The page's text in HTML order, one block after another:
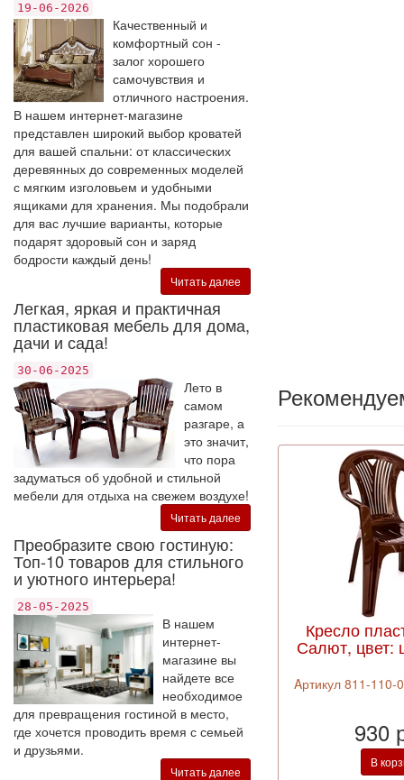
19-06-2026
Качественный и
комфортный сон -
залог хорошего
самочувствия и
отличного настроения.
В нашем интернет-магазине
представлен широкий выбор кроватей
для вашей спальни: от классических
деревянных до современных моделей
с мягким изголовьем и удобными
ящиками для хранения. Мы подобрали
для вас лучшие варианты, которые
подарят здоровый сон и заряд
бодрости каждый день!
Читать далее
Легкая, яркая и практичная
пластиковая мебель для дома,
дачи и сада!
30-06-2025
Лето в
самом
разгаре, а
это значит,
что пора
задуматься об удобной и стильной
мебели для отдыха на свежем воздухе!
Читать далее
Преобразите свою гостиную:
Топ-10 товаров для стильного
и уютного интерьера!
28-05-2025
В нашем
интернет-
магазине вы
найдете все
необходимое
для превращения гостиной в место,
где хочется проводить время с семьей
и друзьями.
Читать далее
Кресло
Салют, цвет:
Aртикул 811-110-
930
В